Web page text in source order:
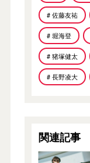
# 佐藤友祐
# 堀海登
# 猪塚健太
# 長野凌大
関連記事